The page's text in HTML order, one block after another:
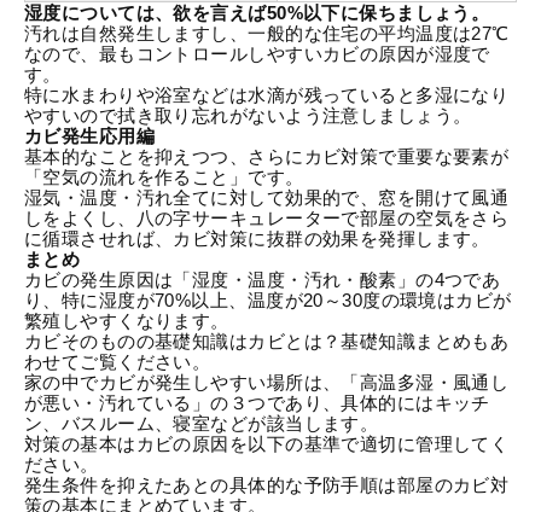
湿度については、欲を言えば50%以下に保ちましょう。
汚れは自然発生しますし、一般的な住宅の平均温度は27℃
なので、最もコントロールしやすいカビの原因が湿度で
す。
特に水まわりや浴室などは水滴が残っていると多湿になり
やすいので拭き取り忘れがないよう注意しましょう。
カビ発生応用編
基本的なことを抑えつつ、さらにカビ対策で重要な要素が
「空気の流れを作ること」です。
湿気・温度・汚れ全てに対して効果的で、窓を開けて風通
しをよくし、八の字サーキュレーターで部屋の空気をさら
に循環させれば、カビ対策に抜群の効果を発揮します。
まとめ
カビの発生原因は「湿度・温度・汚れ・酸素」の4つであ
り、特に湿度が70%以上、温度が20～30度の環境はカビが
繁殖しやすくなります。
カビそのものの基礎知識はカビとは？基礎知識まとめもあ
わせてご覧ください。
家の中でカビが発生しやすい場所は、「高温多湿・風通し
が悪い・汚れている」の３つであり、具体的にはキッチ
ン、バスルーム、寝室などが該当します。
対策の基本はカビの原因を以下の基準で適切に管理してく
ださい。
発生条件を抑えたあとの具体的な予防手順は部屋のカビ対
策の基本にまとめています。